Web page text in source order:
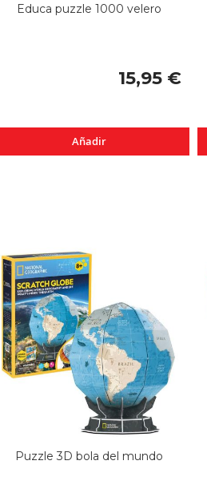
Educa puzzle 1000 velero
15,95 €
Añadir
Puzzle 3D bola del mundo